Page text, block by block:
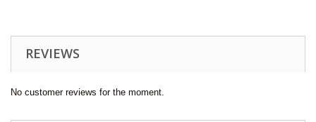
REVIEWS
No customer reviews for the moment.